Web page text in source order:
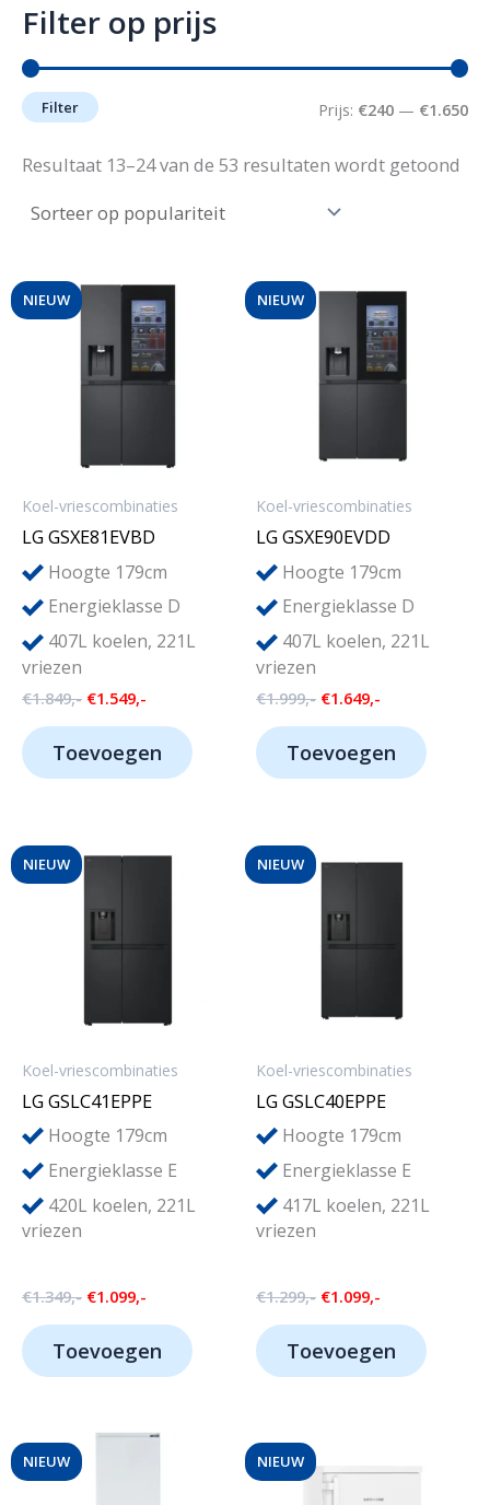
Filter op prijs
MM
Filter Prijs: €240 — €1.650
Resultaat 13–24 van de 53 resultaten wordt getoond
NIEUW
Koel-vriescombinaties
LG GSXE81EVBD
Hoogte 179cm
Energieklasse D
407L koelen, 221L
vriezen
€1.849,- Oorspronkelijke
€1.849,-.
€1.549,-
€1.549,-.
Toevoegen
NIEUW
Koel-vriescombinaties
LG GSXE90EVDD
Hoogte 179cm
Energieklasse D
407L koelen, 221L
vriezen
€1.999,- Oorspronkelijke
€1.999,-.
€1.649,-
€1.649,-.
Toevoegen
NIEUW
Koel-vriescombinaties
LG GSLC41EPPE
Hoogte 179cm
Energieklasse E
420L koelen, 221L
vriezen
€1.349,- Oorspronkelijke
€1.349,-.
€1.099,-
€1.099,-.
Toevoegen
NIEUW
Koel-vriescombinaties
LG GSLC40EPPE
Hoogte 179cm
Energieklasse E
417L koelen, 221L
vriezen
€1.299,- Oorspronkelijke
€1.299,-.
€1.099,-
€1.099,-.
Toevoegen
NIEUW NIEUW